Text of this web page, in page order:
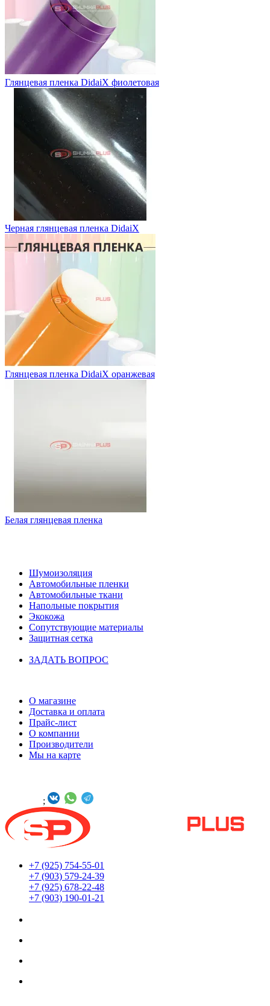
Глянцевая пленка DidaiX фиолетовая
Черная глянцевая пленка DidaiX
Глянцевая пленка DidaiX оранжевая
Белая глянцевая пленка
Шумоизоляция
Автомобильные пленки
Автомобильные ткани
Напольные покрытия
Экокожа
Сопутствующие материалы
Защитная сетка
ЗАДАТЬ ВОПРОС
О магазине
Доставка и оплата
Прайс-лист
О компании
Производители
Мы на карте
;
+7 (925) 754-55-01
+7 (903) 579-24-39
+7 (925) 678-22-48
+7 (903) 190-01-21